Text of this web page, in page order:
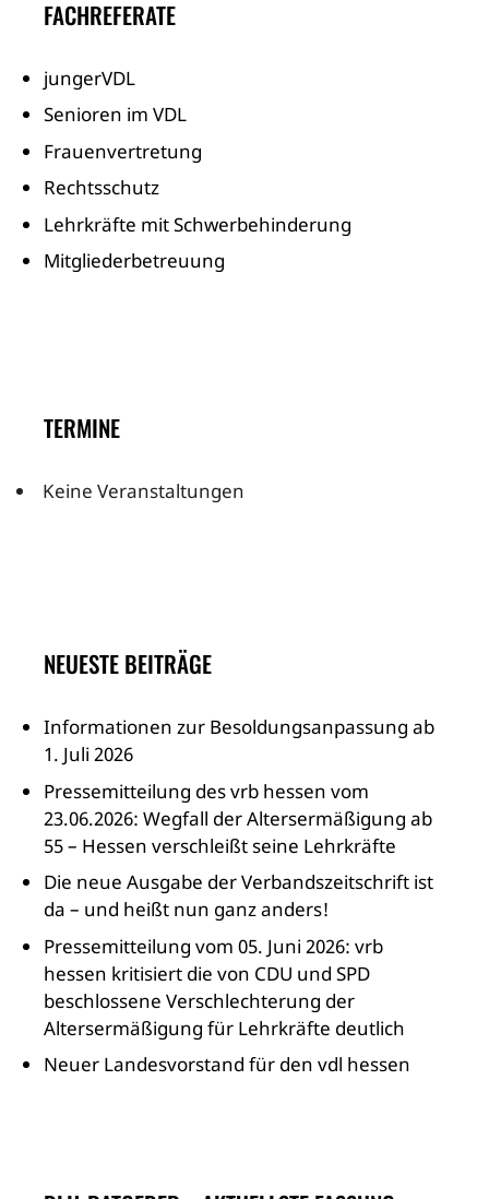
FACHREFERATE
jungerVDL
Senioren im VDL
Frauenvertretung
Rechtsschutz
Lehrkräfte mit Schwerbehinderung
Mitgliederbetreuung
TERMINE
Keine Veranstaltungen
NEUESTE BEITRÄGE
Informationen zur Besoldungsanpassung ab
1. Juli 2026
Pressemitteilung des vrb hessen vom
23.06.2026: Wegfall der Altersermäßigung ab
55 – Hessen verschleißt seine Lehrkräfte
Die neue Ausgabe der Verbandszeitschrift ist
da – und heißt nun ganz anders!
Pressemitteilung vom 05. Juni 2026: vrb
hessen kritisiert die von CDU und SPD
beschlossene Verschlechterung der
Altersermäßigung für Lehrkräfte deutlich
Neuer Landesvorstand für den vdl hessen